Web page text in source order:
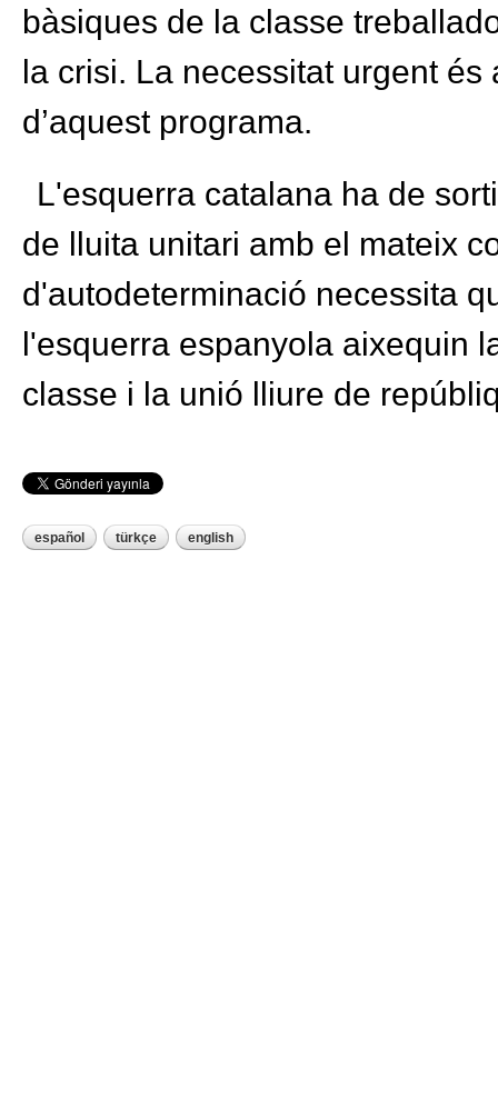
bàsiques de la classe
la crisi. La necessitat urgent
d’aquest programa.
L'esquerra catalana ha de
de lluita unitari amb el mateix
d'autodeterminació necessita
l'esquerra espanyola aixequin
classe i la unió lliure de
español türkçe english